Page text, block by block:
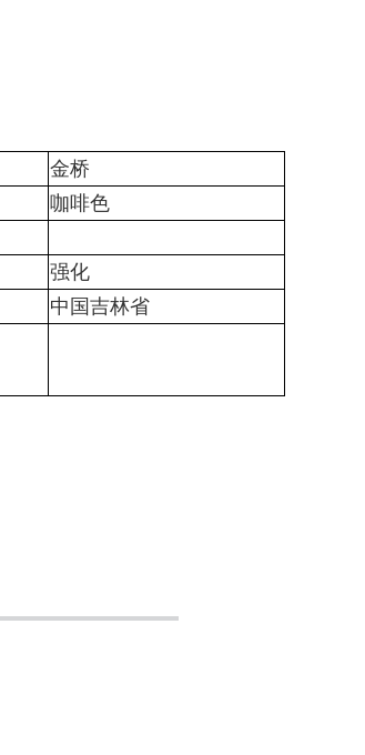
金桥
咖啡色
强化
中国吉林省